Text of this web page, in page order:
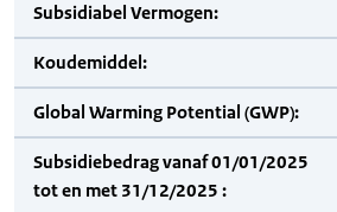
Subsidiabel Vermogen:
Koudemiddel:
Global Warming Potential (GWP):
Subsidiebedrag vanaf 01/01/2025
tot en met 31/12/2025 :